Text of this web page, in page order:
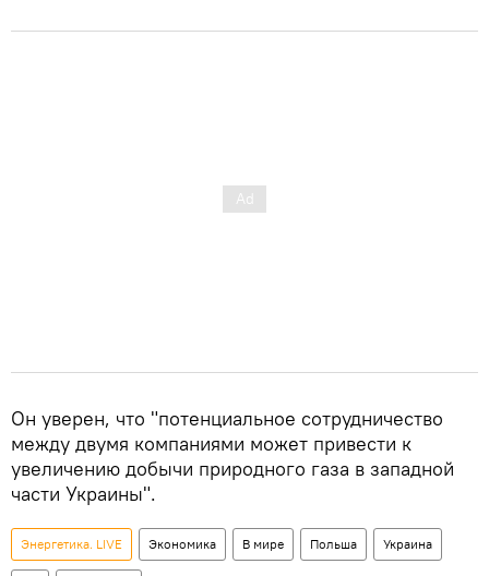
Он уверен, что "потенциальное сотрудничество
между двумя компаниями может привести к
увеличению добычи природного газа в западной
части Украины".
Энергетика. LIVE Экономика В мире Польша Украина